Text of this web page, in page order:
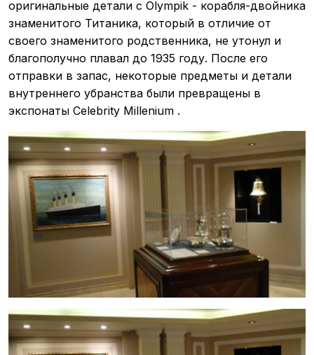
оригинальные детали с Olympik - корабля-двойника
знаменитого Титаника, который в отличие от
своего знаменитого родственника, не утонул и
благополучно плавал до 1935 году. После его
отправки в запас, некоторые предметы и детали
внутреннего убранства были превращены в
экспонаты Celebrity Millenium .